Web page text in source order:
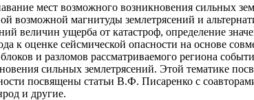
мест возможного возникновения сильных
возможной магнитуды землетрясений и
величин ущерба от катастроф, определение
к оценке сейсмической опасности на основе
и разломов рассматриваемого региона
сильных землетрясений. Этой тематике
посвящены статьи В.Ф. Писаренко с
и другие.